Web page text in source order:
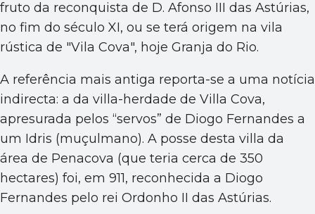
fruto da reconquista de D. Afonso III das Astúrias,
no fim do século XI, ou se terá origem na vila
rústica de "Vila Cova", hoje Granja do Rio.
A referência mais antiga reporta-se a uma notícia
indirecta: a da villa-herdade de Villa Cova,
apresurada pelos “servos” de Diogo Fernandes a
um Idris (muçulmano). A posse desta villa da
área de Penacova (que teria cerca de 350
hectares) foi, em 911, reconhecida a Diogo
Fernandes pelo rei Ordonho II das Astúrias.